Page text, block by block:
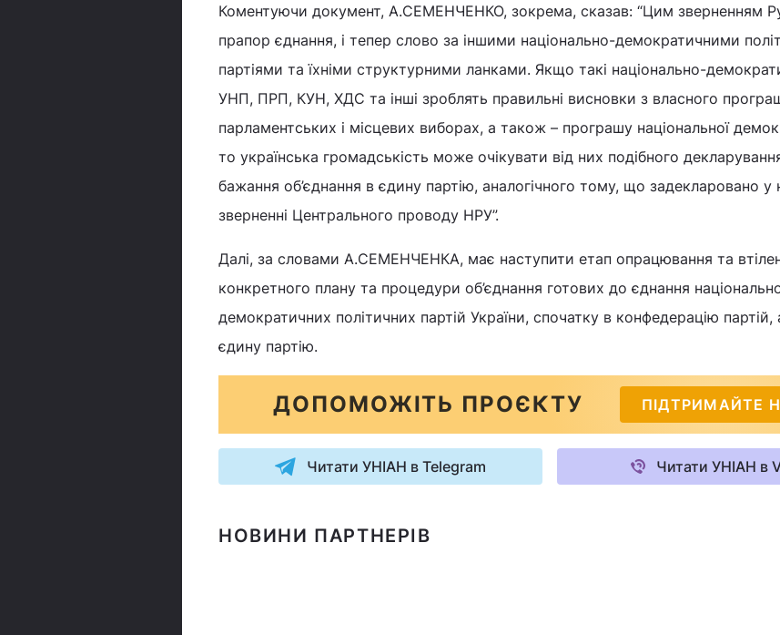
Коментуючи документ, А.СЕМЕНЧЕНКО, зокрема, сказав: “Цим зверненням
прапор єднання, і тепер слово за іншими національно-демократичними
партіями та їхніми структурними ланками. Якщо такі національно-
УНП, ПРП, КУН, ХДС та інші зроблять правильні висновки з власного
парламентських і місцевих виборах, а також – програшу національної
то українська громадськість може очікувати від них подібного
бажання об’єднання в єдину партію, аналогічного тому, що задекларовано у
зверненні Центрального проводу НРУ”.
Далі, за словами А.СЕМЕНЧЕНКА, має наступити етап опрацювання та
конкретного плану та процедури об’єднання готових до єднання
демократичних політичних партій України, спочатку в конфедерацію партій,
єдину партію.
ДОПОМОЖІТЬ ПРОЄКТУ ПІДТРИМАЙТЕ
Читати УНІАН в Telegram Читати УНІАН в
НОВИНИ ПАРТНЕРІВ